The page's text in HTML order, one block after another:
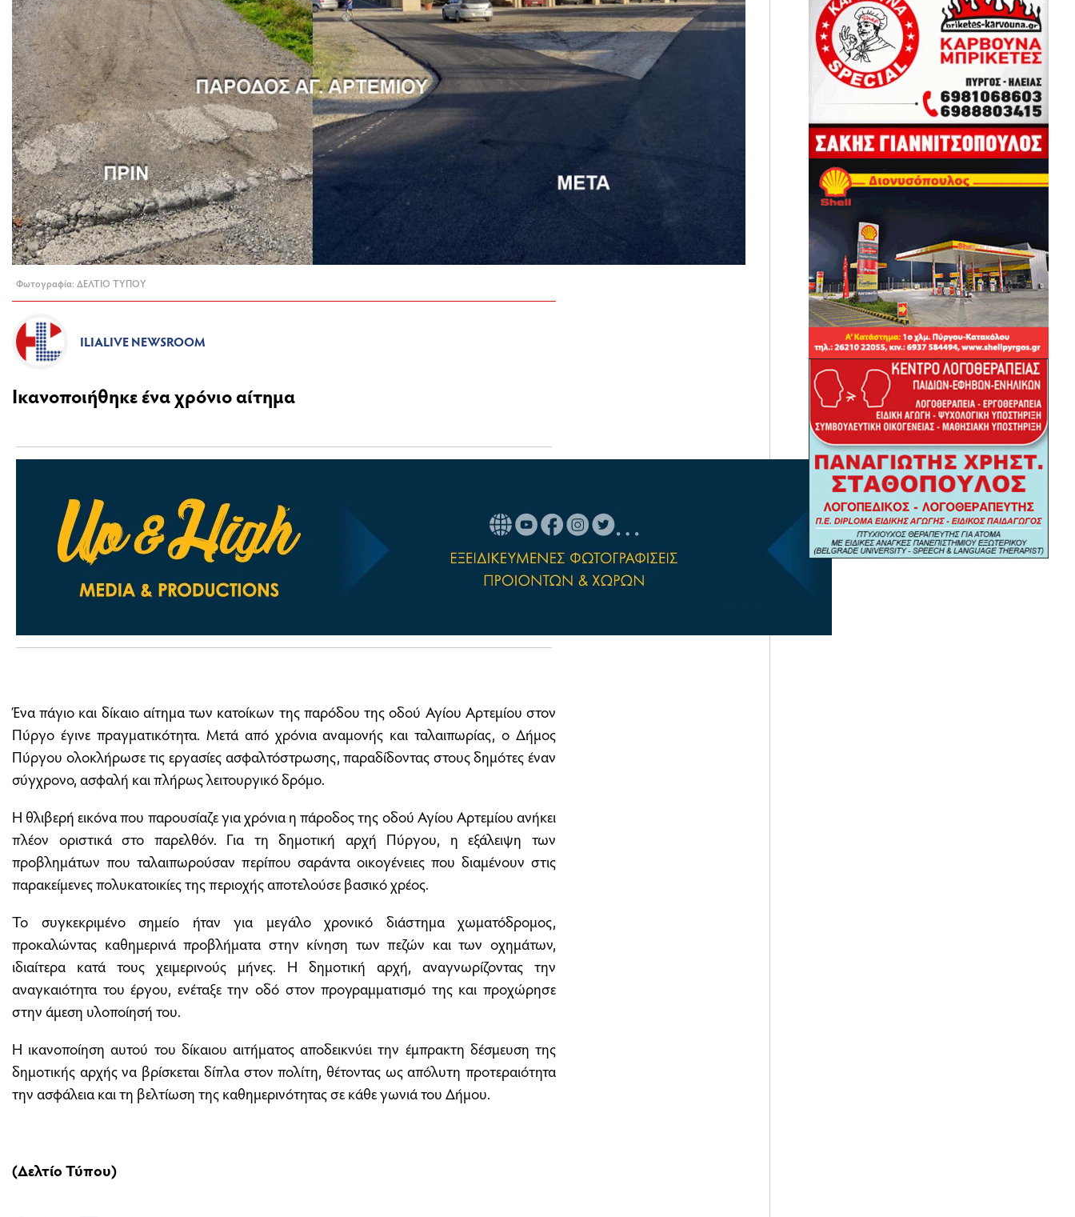
Φωτογραφία: ΔΕΛΤΙΟ ΤΥΠΟΥ
ILIALIVE NEWSROOM
Ικανοποιήθηκε ένα χρόνιο αίτημα
Ένα πάγιο και δίκαιο αίτημα των κατοίκων της παρόδου της οδού Αγίου Αρτεμίου στον
Πύργο έγινε πραγματικότητα. Μετά από χρόνια αναμονής και ταλαιπωρίας, ο Δήμος
Πύργου ολοκλήρωσε τις εργασίες ασφαλτόστρωσης, παραδίδοντας στους δημότες έναν
σύγχρονο, ασφαλή και πλήρως λειτουργικό δρόμο.
Η θλιβερή εικόνα που παρουσίαζε για χρόνια η πάροδος της οδού Αγίου Αρτεμίου ανήκει
πλέον οριστικά στο παρελθόν. Για τη δημοτική αρχή Πύργου, η εξάλειψη των
προβλημάτων που ταλαιπωρούσαν περίπου σαράντα οικογένειες που διαμένουν στις
παρακείμενες πολυκατοικίες της περιοχής αποτελούσε βασικό χρέος.
Το συγκεκριμένο σημείο ήταν για μεγάλο χρονικό διάστημα χωματόδρομος,
προκαλώντας καθημερινά προβλήματα στην κίνηση των πεζών και των οχημάτων,
ιδιαίτερα κατά τους χειμερινούς μήνες. Η δημοτική αρχή, αναγνωρίζοντας την
αναγκαιότητα του έργου, ενέταξε την οδό στον προγραμματισμό της και προχώρησε
στην άμεση υλοποίησή του.
Η ικανοποίηση αυτού του δίκαιου αιτήματος αποδεικνύει την έμπρακτη δέσμευση της
δημοτικής αρχής να βρίσκεται δίπλα στον πολίτη, θέτοντας ως απόλυτη προτεραιότητα
την ασφάλεια και τη βελτίωση της καθημερινότητας σε κάθε γωνιά του Δήμου.
(Δελτίο Τύπου)